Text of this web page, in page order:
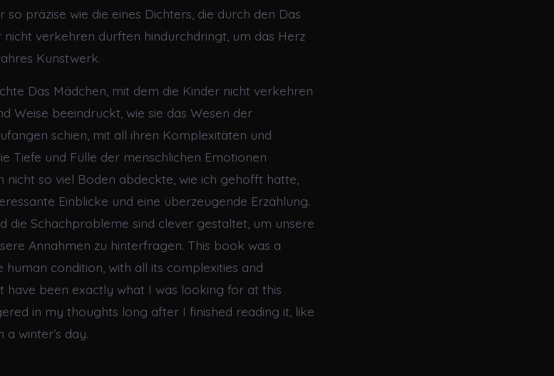
präzise wie die eines Dichters, die durch den Das
nicht verkehren durften hindurchdringt, um das Herz
Kunstwerk.
Das Mädchen, mit dem die Kinder nicht verkehren
Weise beeindruckt, wie sie das Wesen der
schien, mit all ihren Komplexitäten und
Tiefe und Fülle der menschlichen Emotionen
so viel Boden abdeckte, wie ich gehofft hatte,
Einblicke und eine überzeugende Erzählung.
die Schachprobleme sind clever gestaltet, um unsere
Annahmen zu hinterfragen. This book was a
condition, with all its complexities and
have been exactly what I was looking for at this
in my thoughts long after I finished reading it, like
winter’s day.